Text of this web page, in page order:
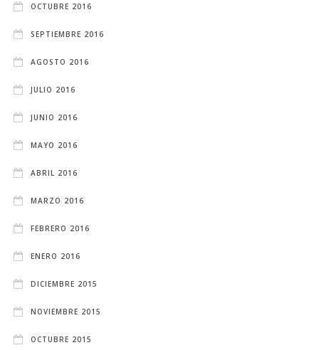
OCTUBRE 2016
SEPTIEMBRE 2016
AGOSTO 2016
JULIO 2016
JUNIO 2016
MAYO 2016
ABRIL 2016
MARZO 2016
FEBRERO 2016
ENERO 2016
DICIEMBRE 2015
NOVIEMBRE 2015
OCTUBRE 2015